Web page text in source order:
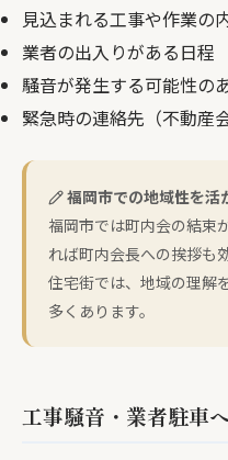
見込まれる工事や作業の
業者の出入りがある日程
騒音が発生する可能性の
緊急時の連絡先（不動産
福岡市での地域性を活
福岡市では町内会の結束
れば町内会長への挨拶も
住宅街では、地域の理解
多くあります。
工事騒音・業者駐車